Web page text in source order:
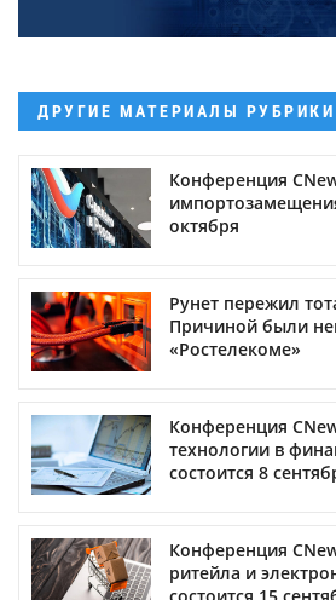
ДРУГИЕ МАТЕРИАЛЫ РУБРИКИ
Конференция
октября
Рунет пережил
Причиной были
«Ростелекоме»
Конференция
технологии в
состоится 8
Конференция
ритейла и